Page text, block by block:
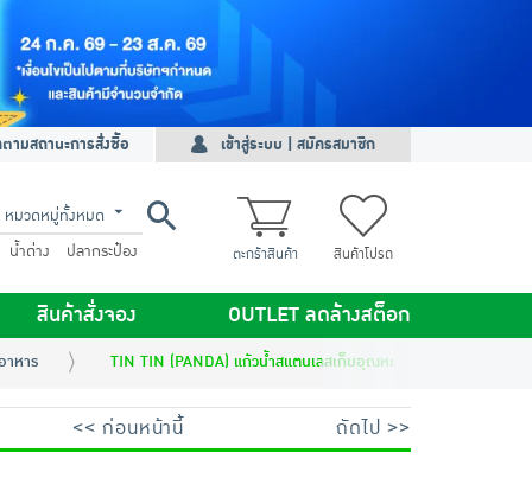
ามสถานะการสั่งซื้อ เข้าสู่ระบบ | สมัครสมาชิก
หมวดหมู่ทั้งหมด
น้ำด่าง
ปลากระป๋อง ตะกร้าสินค้า สินค้าโปรด
สินค้าสั่งจอง OUTLET ลดล้างสต็อก
หาร TIN TIN (PANDA) แก้วน้ำสแตนเลสเก็บอุณหภูมิ 700 ML
<< ก่อนหน้านี้ ถัดไป >>